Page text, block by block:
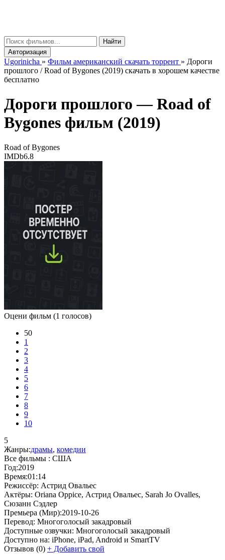
Найти
Авторизация
Ugorinicha » Фильм американский скачать торрент » Дороги
прошлого / Road of Bygones (2019) скачать в хорошем качестве
бесплатно
Дороги прошлого —Road of
Bygones фильм (2019)
Road of Bygones
IMDb6.8
Оцени фильм (1 голосов)
50
1
2
3
4
5
6
7
8
9
10
5
Жанры:драмы, комедии
Все фильмы : США
Год:2019
Время:01:14
Режиссёр: Астрид Овальес
Актёры: Oriana Oppice, Астрид Овальес, Sarah Jo Ovalles,
Сюзанн Сэдлер
Премьера (Мир):2019-10-26
Перевод: Многоголосый закадровый
Доступные озвучки: Многоголосый закадровый
Доступно на: iPhone, iPad, Android и SmartTV
Отзывов (0) + Добавить свой